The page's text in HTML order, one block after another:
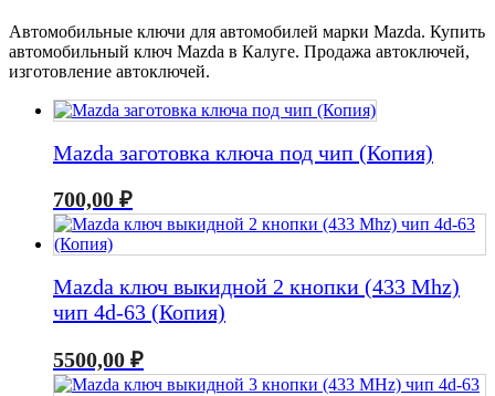
Автомобильные ключи для автомобилей марки Mazda. Купить
автомобильный ключ Mazda в Калуге. Продажа автоключей,
изготовление автоключей.
Mazda заготовка ключа под чип (Копия)
700,00 ₽
Mazda ключ выкидной 2 кнопки (433 Mhz)
чип 4d-63 (Копия)
5500,00 ₽